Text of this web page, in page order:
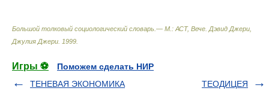
Большой толковый социологический словарь.— М.: АСТ, Вече Дэвид Джери,
Джулия Джери 1999
Игры ⚽
Поможем сделать НИР
ТЕНЕВАЯ ЭКОНОМИКА
ТЕОДИЦЕЯ